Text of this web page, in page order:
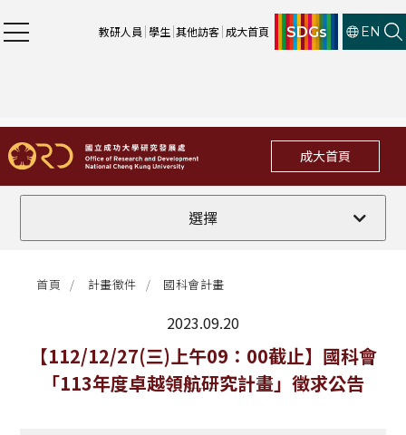
教研人員 學生 其他訪客 成大首頁 SDGs EN
成大首頁
選擇
全部
法規修訂
補助獎項
首頁 計畫徵件 國科會計畫
2023.09.20
最新消息
【112/12/27(三)上午09：00截止】國科會
「113年度卓越領航研究計畫」徵求公告